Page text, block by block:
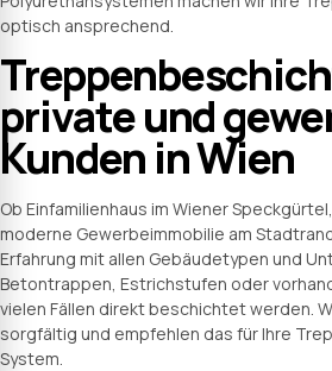
optisch ansprechend.
private und
Kunden in Wien
Ob Einfamilienhaus im Wiener
moderne Gewerbeimmobilie am
Erfahrung mit allen Gebäudetypen und
Betontrappen, Estrichstufen oder
vielen Fällen direkt beschichtet werden.
sorgfältig und empfehlen das für Ihre
System.